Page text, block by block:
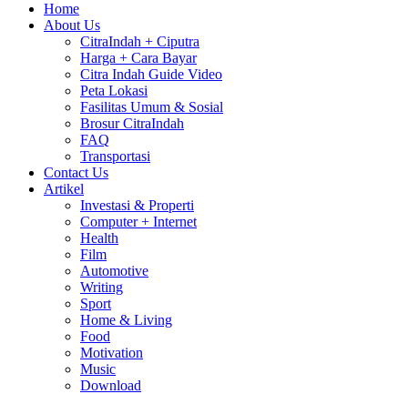
Home
About Us
CitraIndah + Ciputra
Harga + Cara Bayar
Citra Indah Guide Video
Peta Lokasi
Fasilitas Umum & Sosial
Brosur CitraIndah
FAQ
Transportasi
Contact Us
Artikel
Investasi & Properti
Computer + Internet
Health
Film
Automotive
Writing
Sport
Home & Living
Food
Motivation
Music
Download